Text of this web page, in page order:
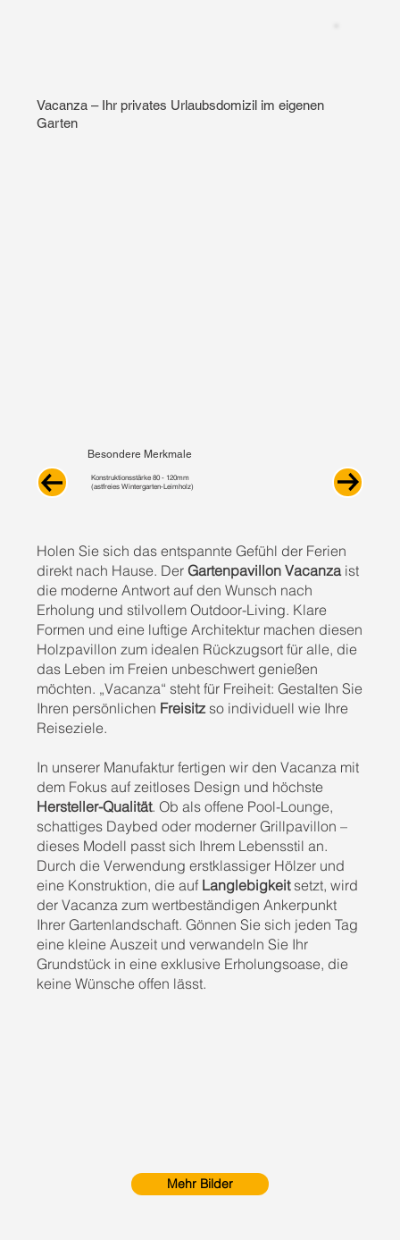
Vacanza – Ihr privates Urlaubsdomizil im eigenen
Garten
Holen Sie sich das entspannte Gefühl der Ferien
direkt nach Hause. DerGartenpavillon Vacanzaist
die moderne Antwort auf den Wunsch nach
Erholung und stilvollem Outdoor-Living. Klare
Formen und eine luftige Architektur machen diesen
Holzpavillon zum idealen Rückzugsort für alle, die
das Leben im Freien unbeschwert genießen
möchten. „Vacanza“ steht für Freiheit: Gestalten Sie
Ihren persönlichen Freisitz so individuell wie Ihre
Reiseziele.
In unserer Manufaktur fertigen wir den Vacanza mit
dem Fokus auf zeitloses Design und höchste
Hersteller-Qualität. Ob als offene Pool-Lounge,
schattiges Daybed oder moderner Grillpavillon –
dieses Modell passt sich Ihrem Lebensstil an.
Durch die Verwendung erstklassiger Hölzer und
eine Konstruktion, die auf Langlebigkeit setzt, wird
der Vacanza zum wertbeständigen Ankerpunkt
Ihrer Gartenlandschaft. Gönnen Sie sich jeden Tag
eine kleine Auszeit und verwandeln Sie Ihr
Grundstück in eine exklusive Erholungsoase, die
keine Wünsche offen lässt.
Besondere Merkmale
Konstruktionsstärke 80 - 120mm
(astfreies Wintergarten-Leimholz)
Mehr Bilder